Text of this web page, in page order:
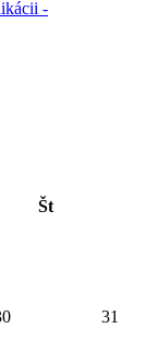
-
Št
31